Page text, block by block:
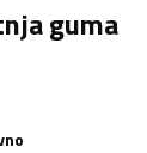
guma